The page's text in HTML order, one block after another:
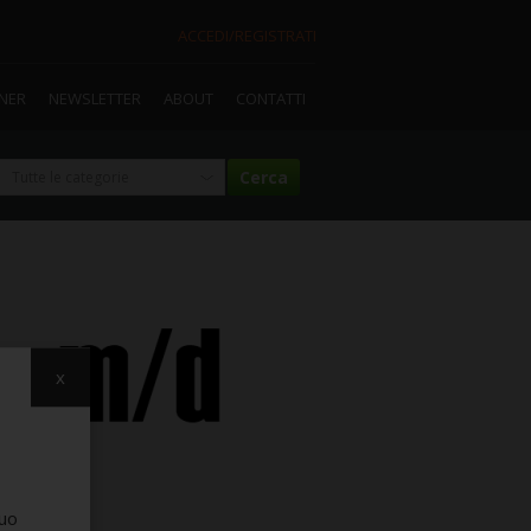
ACCEDI/REGISTRATI
NEWSLETTER ABOUT CONTATTI
x